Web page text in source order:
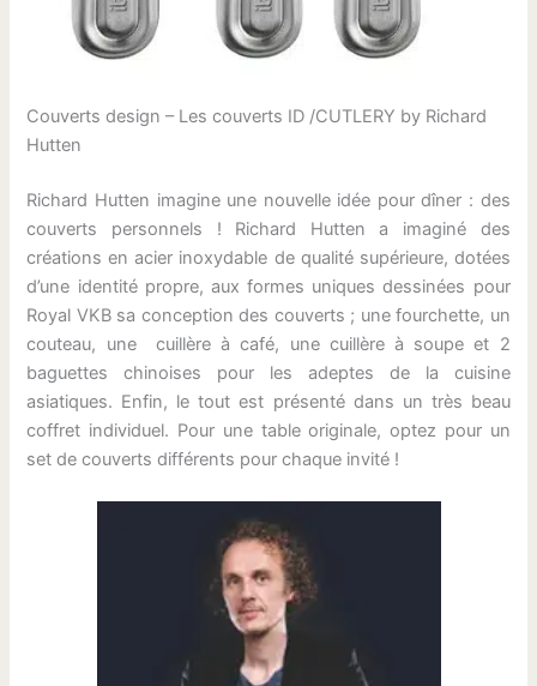
Couverts design – Les couverts ID /CUTLERY by Richard
Hutten
Richard Hutten imagine une nouvelle idée pour dîner : des
couverts personnels ! Richard Hutten a imaginé des
créations en acier inoxydable de qualité supérieure, dotées
d’une identité propre, aux formes uniques dessinées pour
Royal VKB sa conception des couverts ; une fourchette, un
couteau, une cuillère à café, une cuillère à soupe et 2
baguettes chinoises pour les adeptes de la cuisine
asiatiques. Enfin, le tout est présenté dans un très beau
coffret individuel. Pour une table originale, optez pour un
set de couverts différents pour chaque invité !